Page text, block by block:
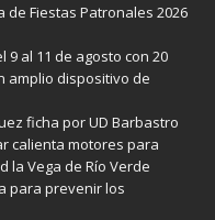
Fiestas Patronales 2026
9 al 11 de agosto con 20
amplio dispositivo de
ficha por UD Barbastro
calienta motores para
la Vega de Río Verde
para prevenir los